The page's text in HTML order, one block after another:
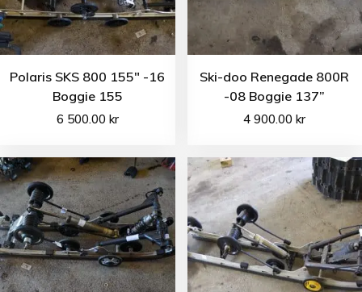
Polaris SKS 800 155″ -16
Boggie 155
6 500.00 kr
Ski-doo Renegade 800R
-08 Boggie 137”
4 900.00kr